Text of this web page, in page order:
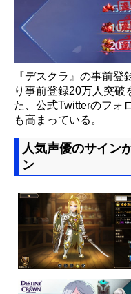
『デスクラ』の事前
り事前登録20万人突破
た、公式Twitterのフォ
も高まっている。
人気声優のサイン
ン